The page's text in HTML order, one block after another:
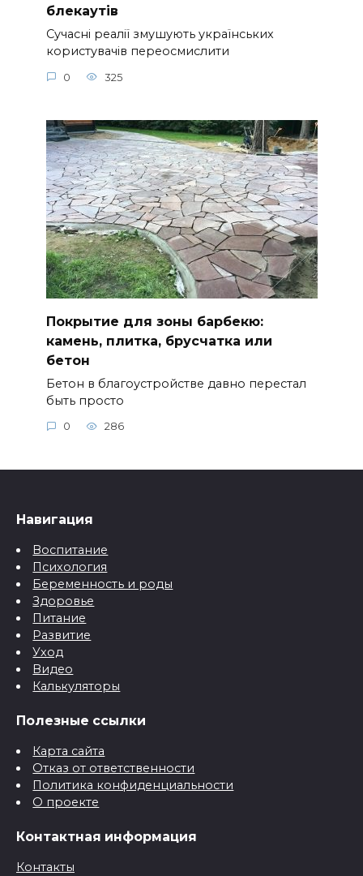
блекаутів
Сучасні реалії змушують українських
користувачів переосмислити
0 325
Покрытие для зоны барбекю:
камень, плитка, брусчатка или
бетон
Бетон в благоустройстве давно перестал
быть просто
0 286
Навигация
Воспитание
Психология
Беременность и роды
Здоровье
Питание
Развитие
Уход
Видео
Калькуляторы
Полезные ссылки
Карта сайта
Отказ от ответственности
Политика конфиденциальности
О проекте
Контактная информация
Контакты